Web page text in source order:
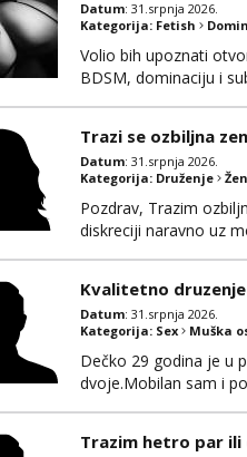
Datum: 31.srpnja 2026.
Kategorija: Fetish
Volio bih upoznati
BDSM, dominaciju i
Trazi se ozbiljna
Datum: 31.srpnja 2026.
Kategorija: Druženje
Pozdrav, Trazim
diskreciji naravno uz
Kvalitetno
Datum: 31.srpnja 2026.
Kategorija: Sex Muška
Dečko 29 godina je u
dvoje.Mobilan sam i
Trazim hetro par ili